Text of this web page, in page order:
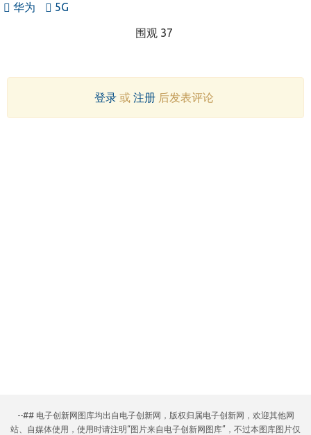
华为 5G
围观 37
登录或 注册后发表评论
--## 电子创新网图库均出自电子创新网，版权归属电子创新网，欢迎其他网
站、自媒体使用，使用时请注明“图片来自电子创新网图库”，不过本图库图片仅